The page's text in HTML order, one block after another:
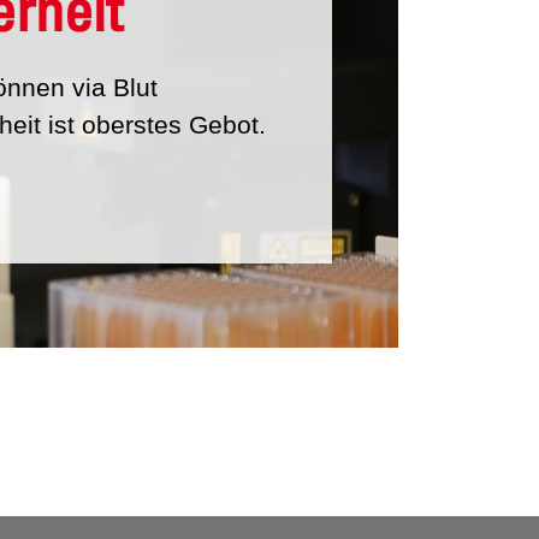
via Blut
ist oberstes Gebot.